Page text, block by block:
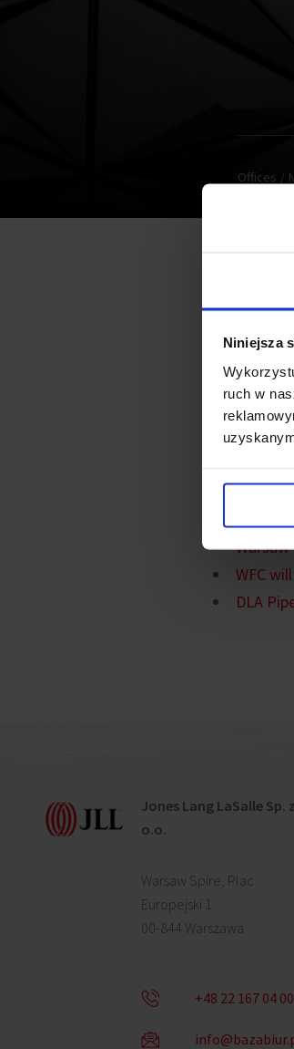
Niniejsza
ruch w
Offices
The plot
metres
The
WFC
DLA
Jones Lang LaSalle Sp. z
o.o.
Warsaw Spire, Plac
Europejski 1
00-844 Warszawa
+48 22 167 04 00